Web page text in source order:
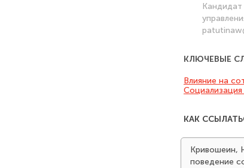
Кандидат
КЛЮЧЕВЫЕ
Влияние на
Социализация
КАК
Кривошеин,
поведение